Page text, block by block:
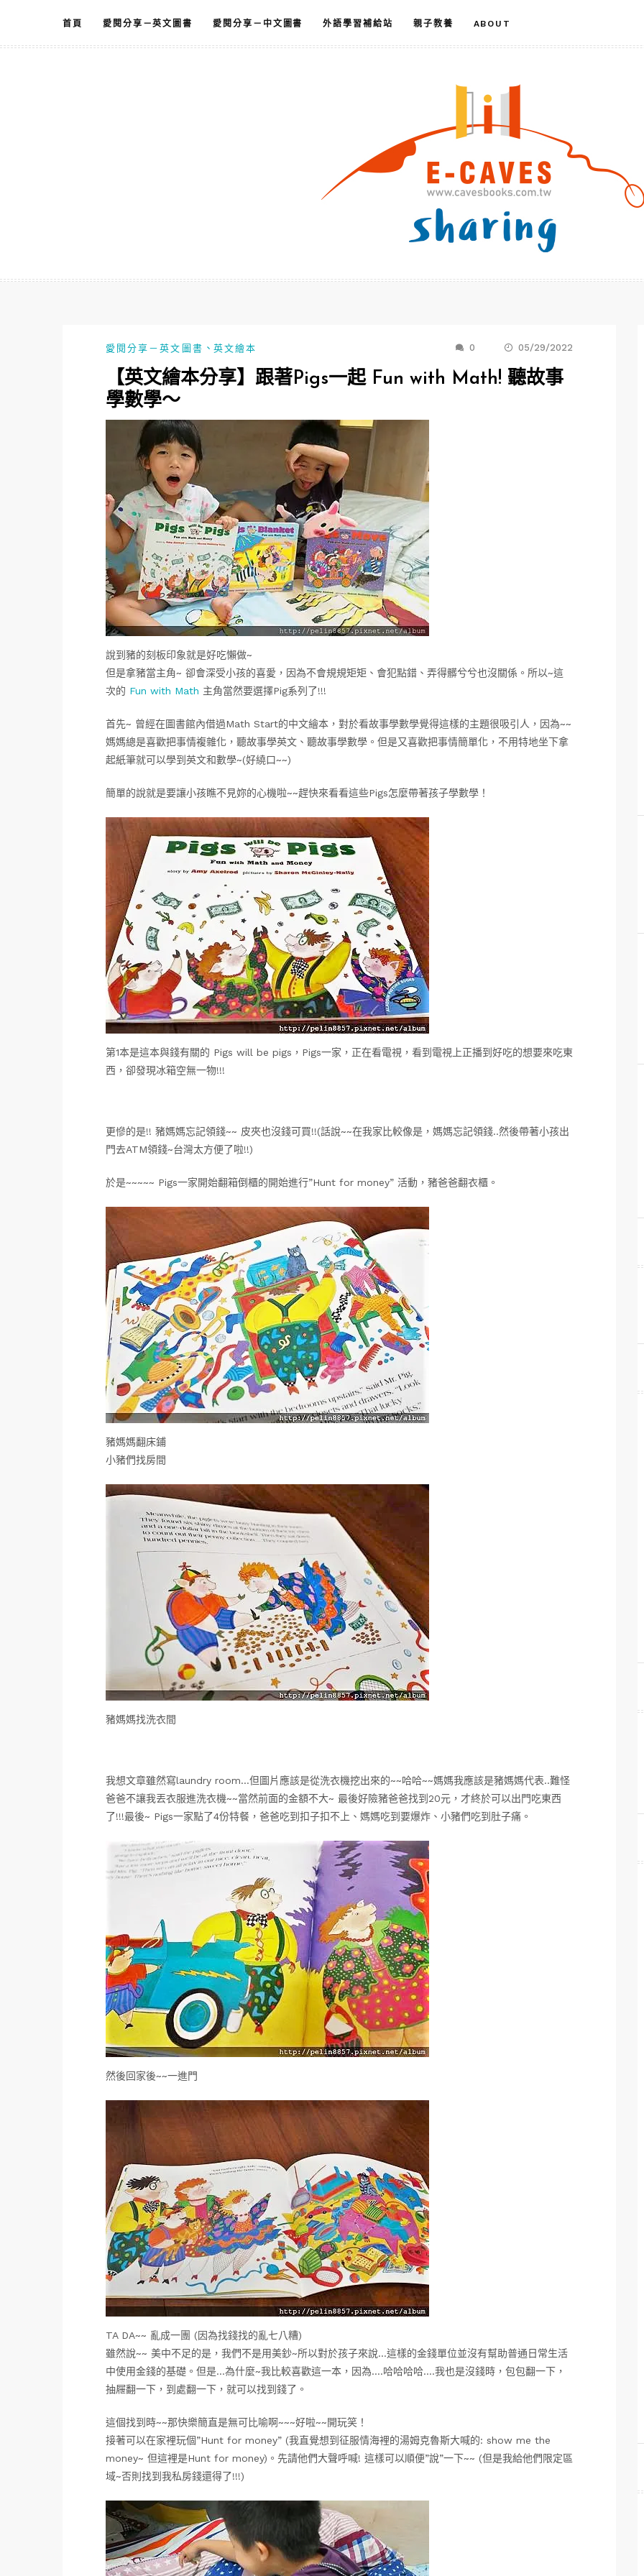
主
首頁 愛閱分享－英文圖書 愛閱分享－中文圖書 外語學習補給站 親子教養 ABOUT
愛閱分享－英文圖書 、 英文繪本 0 05/29/2022
【英文繪本分享】跟著Pigs一起 Fun with Math! 聽故事
學數學～
說到豬的刻板印象就是好吃懶做~
但是拿豬當主角~ 卻會深受小孩的喜愛，因為不會規規矩矩、會犯點錯、弄得髒兮兮也沒關係。所以~這
次的 Fun with Math 主角當然要選擇Pig系列了!!!
首先~ 曾經在圖書館內借過Math Start的中文繪本，對於看故事學數學覺得這樣的主題很吸引人，因為~~
媽媽總是喜歡把事情複雜化，聽故事學英文、聽故事學數學。但是又喜歡把事情簡單化，不用特地坐下拿
起紙筆就可以學到英文和數學~(好繞口~~)
簡單的說就是要讓小孩瞧不見妳的心機啦~~趕快來看看這些Pigs怎麼帶著孩子學數學！
第1本是這本與錢有關的 Pigs will be pigs，Pigs一家，正在看電視，看到電視上正播到好吃的想要來吃東
西，卻發現冰箱空無一物!!!
更慘的是!! 豬媽媽忘記領錢~~ 皮夾也沒錢可買!!(話說~~在我家比較像是，媽媽忘記領錢..然後帶著小孩出
門去ATM領錢~台灣太方便了啦!!)
於是~~~~~ Pigs一家開始翻箱倒櫃的開始進行”Hunt for money” 活動，豬爸爸翻衣櫃。
豬媽媽翻床鋪
小豬們找房間
豬媽媽找洗衣間
我想文章雖然寫laundry room…但圖片應該是從洗衣機挖出來的~~哈哈~~媽媽我應該是豬媽媽代表..難怪
爸爸不讓我丟衣服進洗衣機~~當然前面的金額不大~ 最後好險豬爸爸找到20元，才終於可以出門吃東西
了!!!最後~ Pigs一家點了4份特餐，爸爸吃到扣子扣不上、媽媽吃到要爆炸、小豬們吃到肚子痛。
然後回家後~~一進門
TA DA~~ 亂成一團 (因為找錢找的亂七八糟)
雖然說~~ 美中不足的是，我們不是用美鈔~所以對於孩子來說…這樣的金錢單位並沒有幫助普通日常生活
中使用金錢的基礎。但是…為什麼~我比較喜歡這一本，因為….哈哈哈哈….我也是沒錢時，包包翻一下，
抽屜翻一下，到處翻一下，就可以找到錢了。
這個找到時~~那快樂簡直是無可比喻啊~~~好啦~~開玩笑！
接著可以在家裡玩個”Hunt for money” (我直覺想到征服情海裡的湯姆克魯斯大喊的: show me the
money~ 但這裡是Hunt for money)。先請他們大聲呼喊! 這樣可以順便”說”一下~~ (但是我給他們限定區
域~否則找到我私房錢還得了!!!)